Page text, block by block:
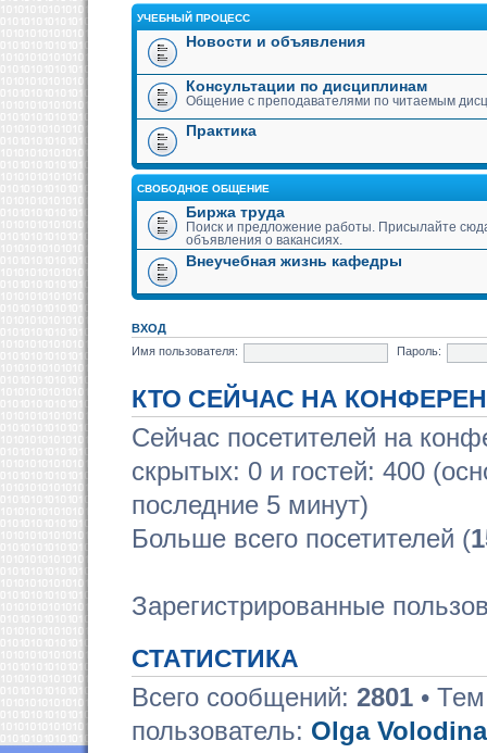
УЧЕБНЫЙ ПРОЦЕСС
Новости и объявления
Консультации по дисциплинам
Общение с преподавателями по читаемым
Практика
СВОБОДНОЕ ОБЩЕНИЕ
Биржа труда
Поиск и предложение работы. Присылайте
объявления о вакансиях.
Внеучебная жизнь кафедры
ВХОД
Имя пользователя:
Пароль:
КТО СЕЙЧАС НА
Сейчас посетителей на
скрытых: 0 и гостей: 400
последние 5 минут)
Больше всего посетителей (
Зарегистрированные
СТАТИСТИКА
Всего сообщений: 2801 •
пользователь: Olga Volodina